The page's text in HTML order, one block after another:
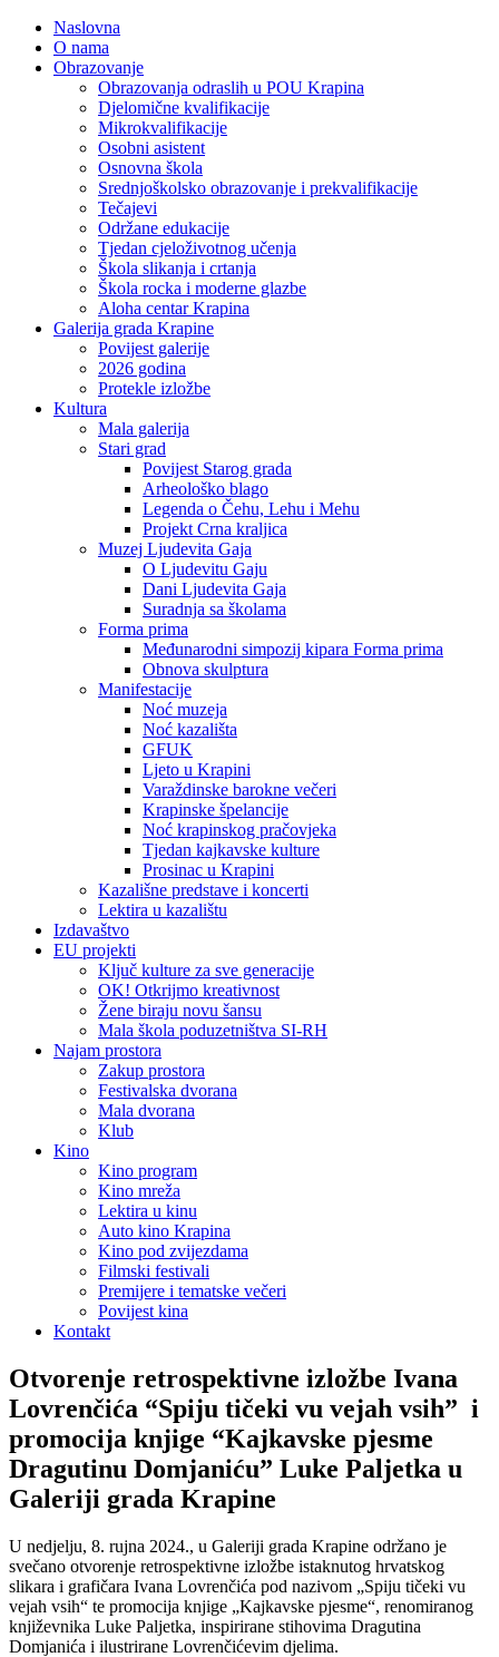
Naslovna
O nama
Obrazovanje
Obrazovanja odraslih u POU Krapina
Djelomične kvalifikacije
Mikrokvalifikacije
Osobni asistent
Osnovna škola
Srednjoškolsko obrazovanje i prekvalifikacije
Tečajevi
Održane edukacije
Tjedan cjeloživotnog učenja
Škola slikanja i crtanja
Škola rocka i moderne glazbe
Aloha centar Krapina
Galerija grada Krapine
Povijest galerije
2026 godina
Protekle izložbe
Kultura
Mala galerija
Stari grad
Povijest Starog grada
Arheološko blago
Legenda o Čehu, Lehu i Mehu
Projekt Crna kraljica
Muzej Ljudevita Gaja
O Ljudevitu Gaju
Dani Ljudevita Gaja
Suradnja sa školama
Forma prima
Međunarodni simpozij kipara Forma prima
Obnova skulptura
Manifestacije
Noć muzeja
Noć kazališta
GFUK
Ljeto u Krapini
Varaždinske barokne večeri
Krapinske špelancije
Noć krapinskog pračovjeka
Tjedan kajkavske kulture
Prosinac u Krapini
Kazališne predstave i koncerti
Lektira u kazalištu
Izdavaštvo
EU projekti
Ključ kulture za sve generacije
OK! Otkrijmo kreativnost
Žene biraju novu šansu
Mala škola poduzetništva SI-RH
Najam prostora
Zakup prostora
Festivalska dvorana
Mala dvorana
Klub
Kino
Kino program
Kino mreža
Lektira u kinu
Auto kino Krapina
Kino pod zvijezdama
Filmski festivali
Premijere i tematske večeri
Povijest kina
Kontakt
Otvorenje retrospektivne izložbe Ivana
Lovrenčića “Spiju tičeki vu vejah vsih” i
promocija knjige “Kajkavske pjesme
Dragutinu Domjaniću” Luke Paljetka u
Galeriji grada Krapine
U nedjelju, 8. rujna 2024., u Galeriji grada Krapine održano je
svečano otvorenje retrospektivne izložbe istaknutog hrvatskog
slikara i grafičara Ivana Lovrenčića pod nazivom „Spiju tičeki vu
vejah vsih“ te promocija knjige „Kajkavske pjesme“, renomiranog
književnika Luke Paljetka, inspirirane stihovima Dragutina
Domjanića i ilustrirane Lovrenčićevim djelima.